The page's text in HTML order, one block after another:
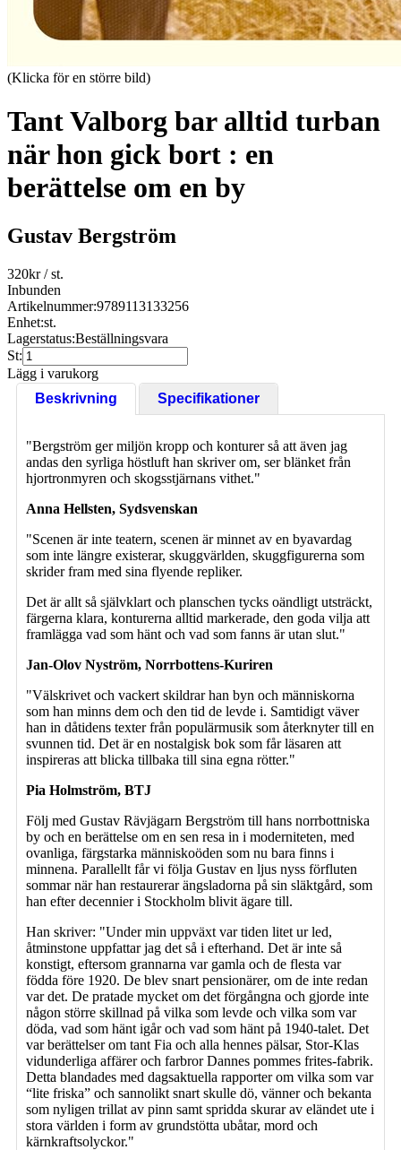
(Klicka för en större bild)
Tant Valborg bar alltid turban
när hon gick bort : en
berättelse om en by
Gustav Bergström
320kr/ st.
Inbunden
Artikelnummer:9789113133256
Enhet:st.
Lagerstatus:Beställningsvara
St:
Lägg i varukorg
Beskrivning
Specifikationer
"Bergström ger miljön kropp och konturer så att även jag
andas den syrliga höstluft han skriver om, ser blänket från
hjortronmyren och skogsstjärnans vithet."
Anna Hellsten, Sydsvenskan
"Scenen är inte teatern, scenen är minnet av en byavardag
som inte längre existerar, skuggvärlden, skuggfigurerna som
skrider fram med sina flyende repliker.
Det är allt så självklart och planschen tycks oändligt utsträckt,
färgerna klara, konturerna alltid markerade, den goda vilja att
framlägga vad som hänt och vad som fanns är utan slut."
Jan-Olov Nyström, Norrbottens-Kuriren
"Välskrivet och vackert skildrar han byn och människorna
som han minns dem och den tid de levde i. Samtidigt väver
han in dåtidens texter från populärmusik som återknyter till en
svunnen tid. Det är en nostalgisk bok som får läsaren att
inspireras att blicka tillbaka till sina egna rötter."
Pia Holmström, BTJ
Följ med Gustav Rävjägarn Bergström till hans norrbottniska
by och en berättelse om en sen resa in i moderniteten, med
ovanliga, färgstarka människoöden som nu bara finns i
minnena. Parallellt får vi följa Gustav en ljus nyss förfluten
sommar när han restaurerar ängsladorna på sin släktgård, som
han efter decennier i Stockholm blivit ägare till.
Han skriver: "Under min uppväxt var tiden litet ur led,
åtminstone uppfattar jag det så i efterhand. Det är inte så
konstigt, eftersom grannarna var gamla och de flesta var
födda före 1920. De blev snart pensionärer, om de inte redan
var det. De pratade mycket om det förgångna och gjorde inte
någon större skillnad på vilka som levde och vilka som var
döda, vad som hänt igår och vad som hänt på 1940-talet. Det
var berättelser om tant Fia och alla hennes pälsar, Stor-Klas
vidunderliga affärer och farbror Dannes pommes frites-fabrik.
Detta blandades med dagsaktuella rapporter om vilka som var
“lite friska” och sannolikt snart skulle dö, vänner och bekanta
som nyligen trillat av pinn samt spridda skurar av eländet ute i
stora världen i form av grundstötta ubåtar, mord och
kärnkraftsolyckor."